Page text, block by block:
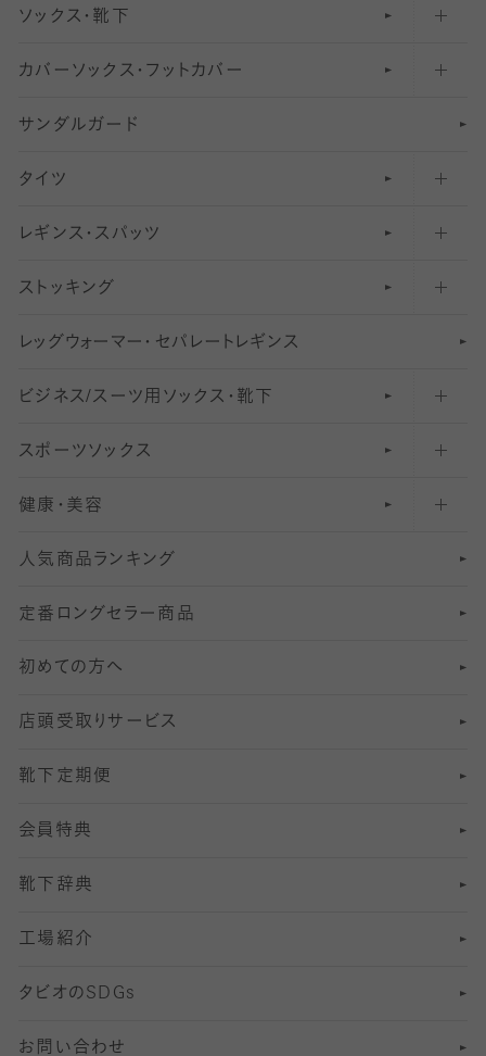
ソックス・靴下
五本指ソックス・靴下
足袋ソックス・靴下
無地・プレーンソックス・靴下
柄ソックス・靴下
スニーカー（くるぶし）用ソックス
アンクル・ショートソックス（くるぶし上）
クルーソックス（ふくらはぎ下）
ハイソックス
オーバーニー・ニーハイソックス
カバーソックス・フットカバー
フットカバー・カバーソックス（深め）
フットカバー・カバーソックス（ふつう）
フットカバー・カバーソックス（浅め）
サンダルガード
タイツ
30デニール以下のタイツ（薄手タイツ）
31〜40デニールタイツ
41〜60デニールタイツ
61〜80デニールタイツ
81 〜110デニールタイツ
111〜210デニールタイツ
211デニールタイツ以上（防寒・厚手タイツ）
レギンス・スパッツ
柄レギンス
無地レギンス
レギンスパンツ（レギパン）
マタニティレギンス
5 分丈
6 分丈レギンス
7 分丈 レギンス
8 分丈 レギンス
10分丈 レギンス
12分丈レギンス
13分丈レギンス
ストッキング
伝線しにくいストッキング
ショートストッキング
結婚式用ストッキング
美脚ストッキング
オールスルーストッキング
レッ グ ウォー マー ・ セパレー ト レ ギンス
ビジネス/スーツ用 ソックス・靴下
匠シリーズ
フレッシャーズ向けソックス・靴下
冠婚葬祭向けソックス・靴下
スーツカジュアルソックス・靴下
ロングホーズ
スポーツソックス
ランニングソックス・靴下
ゴルフソックス・靴下
サッカー・フットサル用ソックス
ヨガソックス・靴下
スポーツ用レッグウォーマー
SSサイズ（21～23cm）
Sサイズ（22～25cm）
Mサイズ（25～27cm）
Lサイズ（27～29cm）
健康・美容
インナーソックス
加圧・着圧ソックス
冷えとり靴下
着圧・加圧タイツ
むくみ対策
足の疲れ対策
足の臭い対策
冷え対策
靴ずれ対策
快適な睡眠対策
人気商品ランキング
定番ロングセラー商品
初めての方へ
店頭受取りサービス
靴下定期便
会員特典
靴下辞典
工場紹介
タビオのSDGs
お問い合わせ